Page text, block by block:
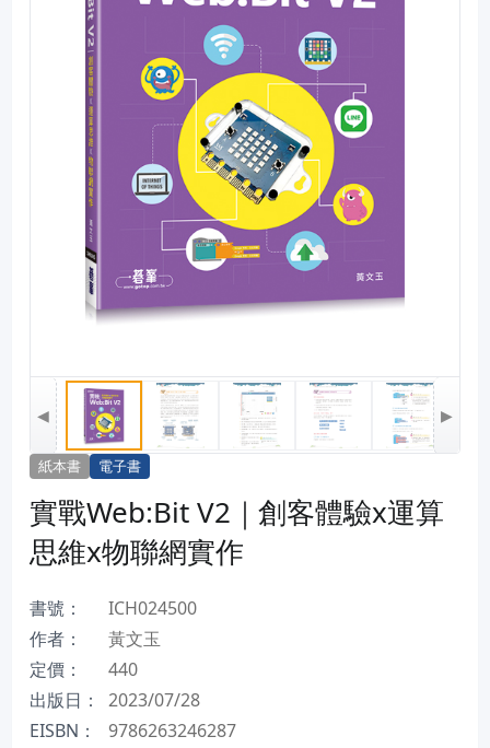
◀ ▶
紙本書 電子書
實戰Web:Bit V2｜創客體驗x運算
思維x物聯網實作
書號：
ICH024500
作者：
黃文玉
定價：
440
出版日：
2023/07/28
EISBN：
9786263246287